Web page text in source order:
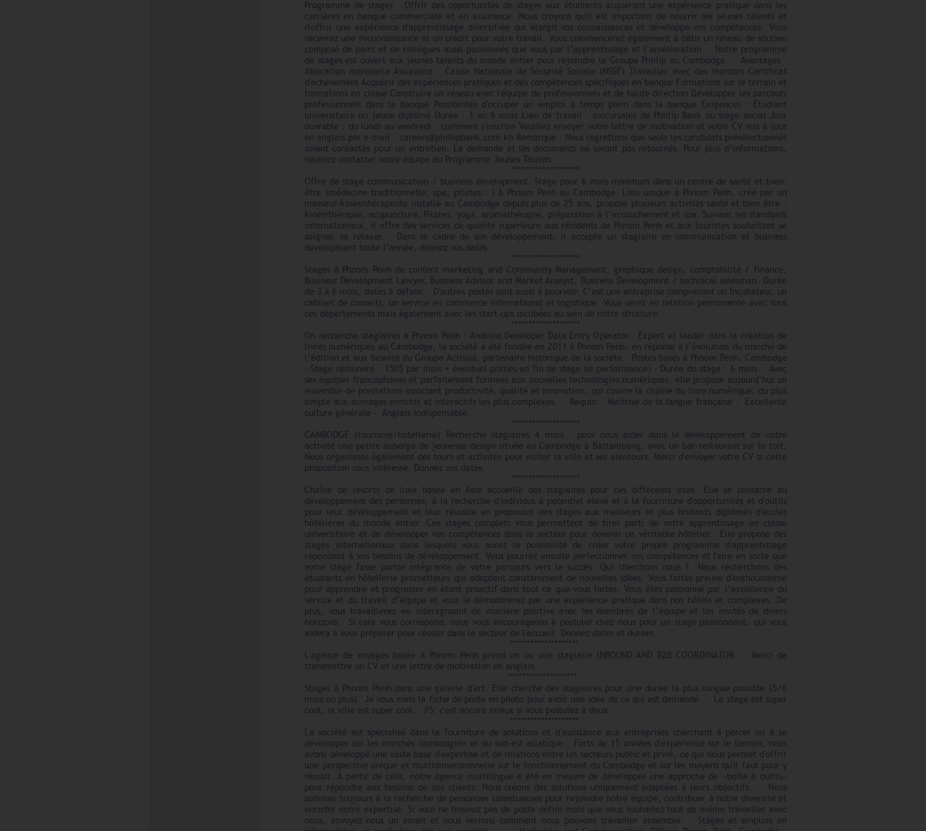
Programme de stages Offrir des opportunités de stages aux étudiants acquérant une expérience pratique dans les
carrières en banque commerciale et en assurance. Nous croyons qu'il est important de nourrir les jeunes talents et
d'offrir une expérience d'apprentissage diversifiée qui élargit vos connaissances et développe vos compétences. Vous
recevrez une reconnaissance et un crédit pour votre travail. Vous commencerez également à bâtir un réseau de soutien
composé de pairs et de collègues aussi passionnés que vous par l’apprentissage et l’amélioration. Notre programme
de stages est ouvert aux jeunes talents du monde entier pour rejoindre le Groupe Phillip au Cambodge. Avantages
Allocation mensuelle Assurance : Caisse Nationale de Sécurité Sociale (NSSF) Travailler avec des mentors Certificat
d'achèvement Acquérir des expériences pratiques et des compétences spécifiques en banque Formations sur le terrain et
formations en classe Construire un réseau avec l'équipe de professionnels et de haute direction Développer les parcours
professionnels dans la banque Possibilités d'occuper un emploi à temps plein dans la banque Exigences : Étudiant
universitaire ou jeune diplômé Durée : 3 ou 6 mois Lieu de travail : succursales de Phillip Bank ou siège social Jour
ouvrable : du lundi au vendredi comment s'inscrire Veuillez envoyer votre lettre de motivation et votre CV mis à jour
en anglais par e-mail : careers@phillipbank.com.kh Remarque : Nous regrettons que seuls les candidats présélectionnés
soient contactés pour un entretien. La demande et les documents ne seront pas retournés. Pour plus d’informations,
veuillez contacter notre équipe du Programme Jeunes Talents
********************
Offre de stage communication / business development. Stage pour 6 mois minimum dans un centre de santé et bien-
être (médecine traditionnelle, spa, pilates...) à Phnom Penh au Cambodge. Lieu unique à Phnom Penh, créé par un
masseur-kinésithérapeute installé au Cambodge depuis plus de 25 ans, propose plusieurs activités santé et bien être :
kinésithérapie, acupuncture, Pilates, yoga, aromathérapie, préparation à l’accouchement et spa. Suivant les standards
internationaux, il offre des services de qualité supérieure aux résidents de Phnom Penh et aux touristes souhaitant se
soigner, se relaxer. - Dans le cadre de son développement, il accepte un stagiaire en communication et business
development toute l’année, donnez vos dates.
********************
Stages à Phnom Penh de content marketing and Community Management, graphique design, comptabilité / finance,
Business Development Lawyer, Business Advisor and Market Analyst, Business Development / technical salesman. Durée
de 3 à 6 mois, dates à définir. D'autres postes sont aussi à pourvoir. C’est une entreprise comprenant un Incubateur, un
cabinet de conseils, un service en commerce international et logistique. Vous serez en relation permanente avec tous
ces départements mais également avec les start-ups incubées au sein de notre structure.
********************
On recherche stagiaires à Phnom Penh : Android Developer Data Entry Operator. Expert et leader dans la création de
livres numériques au Cambodge, la société a été fondée en 2011 à Phnom Penh, en réponse à l’évolution du marché de
l’édition et aux besoins du Groupe Actissia, partenaire historique de la société. Postes basés à Phnom Penh, Cambodge
- Stage rémunéré : 150$ par mois + éventuel primes en fin de stage (si performance) - Durée du stage : 6 mois. Avec
ses équipes francophones et parfaitement formées aux nouvelles technologies numériques, elle propose aujourd’hui un
ensemble de prestations associant productivité, qualité et innovation, qui couvre la chaîne du livre numérique, du plus
simple aux ouvrages enrichis et interactifs les plus complexes. Requis: Maitrise de la langue française - Excellente
culture générale - Anglais indispensable.
********************
CAMBODGE (tourisme/hotellerie) Recherche stagiaires 4 mois : pour nous aider dans le développement de notre
activité une petite auberge de jeunesse design située au Cambodge à Battambang, avec un bar-restaurant sur le toit.
Nous organisons également des tours et activités pour visiter la ville et les alentours. Merci d'envoyer votre CV si cette
proposition vous intéresse. Donnez vos dates.
********************
Chaîne de resorts de luxe basée en Asie accueille des stagiaires pour ces différents sites. Elle se consacre au
développement des personnes, à la recherche d'individus à potentiel élevé et à la fourniture d'opportunités et d'outils
pour leur développement et leur réussite en proposant des stages aux meilleurs et plus brillants diplômés d'écoles
hôtelières du monde entier. Ces stages complets vous permettent de tirer parti de votre apprentissage en classe
universitaire et de développer vos compétences dans le secteur pour devenir un véritable hôtelier. Elle propose des
stages internationaux dans lesquels vous aurez la possibilité de créer votre propre programme d'apprentissage
répondant à vos besoins de développement. Vous pourrez ensuite perfectionner vos compétences et faire en sorte que
votre stage fasse partie intégrante de votre parcours vers le succès. Qui cherchons nous ? Nous recherchons des
étudiants en hôtellerie prometteurs qui adoptent constamment de nouvelles idées. Vous faites preuve d'enthousiasme
pour apprendre et progresser en étant proactif dans tout ce que vous faites. Vous êtes passionné par l’excellence du
service et du travail d’équipe et vous le démontrerez par une expérience pratique dans nos hôtels et complexes. De
plus, vous travaillerez en interagissant de manière positive avec les membres de l’équipe et les invités de divers
horizons. Si cela vous correspond, nous vous encourageons à postuler chez nous pour un stage passionnant, qui vous
aidera à vous préparer pour réussir dans le secteur de l'accueil. Donnez dates et durées.
********************
L'agence de voyages basée à Phnom Penh prend un ou une stagiaire INBOUND AND B2B COORDINATOR. Merci de
transmettre un CV et une lettre de motivation en anglais.
********************
Stages à Phnom Penh dans une galerie d'art. Elle cherche des stagiaires pour une durée la plus longue possible (5/6
mois ou plus). Je vous mets la fiche de poste en photo pour avoir une idée de ce qui est demandé. Le stage est super
cool, la ville est super cool. PS: c'est encore mieux si vous postulez à deux
********************
La société est spécialisé dans la fourniture de solutions et d'assistance aux entreprises cherchant à percer ou à se
développer sur les marchés cambodgien et du sud-est asiatique. Forts de 15 années d'expérience sur le terrain, nous
avons développé une vaste base d'expertise et de relations entre les secteurs public et privé, ce qui nous permet d'offrir
une perspective unique et multidimensionnelle sur le fonctionnement du Cambodge et sur les moyens qu'il faut pour y
réussir. À partir de cela, notre agence multilingue a été en mesure de développer une approche de «boîte à outils»
pour répondre aux besoins de nos clients. Nous créons des solutions uniquement adaptées à leurs objectifs. Nous
sommes toujours à la recherche de personnes talentueuses pour rejoindre notre équipe, contribuer à notre diversité et
enrichir notre expertise. Si vous ne trouvez pas de poste défini mais que vous souhaitez tout de même travailler avec
nous, envoyez-nous un email et nous verrons comment nous pouvons travailler ensemble. Stages et emplois en